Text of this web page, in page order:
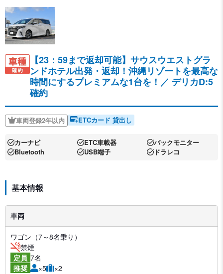
【23：59まで返却可能】サウスウエストグラ
ンドホテル出発・返却！沖縄リゾートを最高な
時間にするプレミアムな1台を！／ デリカD:5
確約
車両登録2年以内 ETCカード 貸出し
カーナビ ETC車載器
バックモニター
Bluetooth
USB端子 ドラレコ
基本情報
車両
ワゴン（7～8名乗り）
禁煙
定員 7名
推奨
×5
×2